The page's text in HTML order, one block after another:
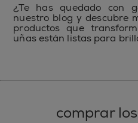
¿Te has quedado con
nuestro blog y descubre
productos que
uñas están listas para
comprar